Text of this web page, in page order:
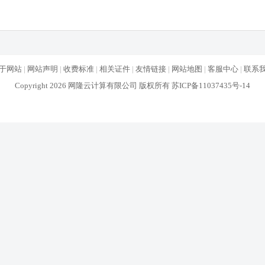
网站| 网站声明 | 收费标准| 相关证件| 友情链接| 网站地图 | 客服中心| 联系
Copyright 2026 网隆云计算有限公司 版权所有 苏ICP备11037435号-14